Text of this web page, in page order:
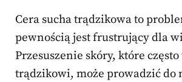
Cera sucha trądzikowa to
pewnością jest frustrujący dla
Przesuszenie skóry, które
trądzikowi, może prowadzić do